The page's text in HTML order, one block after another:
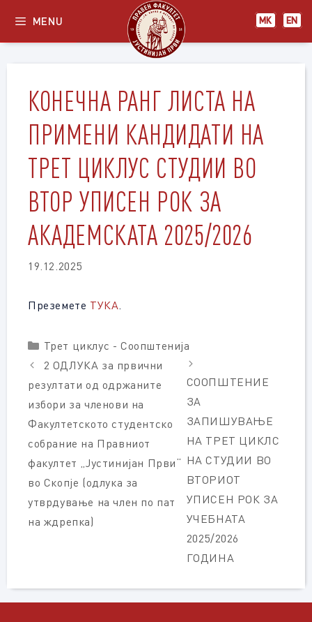
content
МК EN
MENU
КОНЕЧНА РАНГ ЛИСТА НА
ПРИМЕНИ КАНДИДАТИ НА
ТРЕТ ЦИКЛУС СТУДИИ ВО
ВТОР УПИСЕН РОК ЗА
АКАДЕМСКАТА 2025/2026
19.12.2025
Преземете ТУКА.
Categories
Трет циклус - Соопштенија
2 ОДЛУКА за првични
резултати од одржаните
избори за членови на
Факултетското студентско
собрание на Правниот
факултет „Јустинијан Први“
во Скопје (одлука за
утврдување на член по пат
на ждрепка)
СООПШТЕНИЕ
ЗА
ЗАПИШУВАЊЕ
НА ТРЕТ ЦИКЛС
НА СТУДИИ ВО
ВТОРИОТ
УПИСЕН РОК ЗА
УЧЕБНАТА
2025/2026
ГОДИНА